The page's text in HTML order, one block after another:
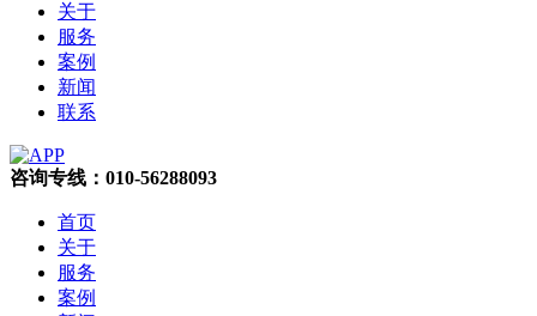
关于
服务
案例
新闻
联系
咨询专线：010-56288093
首页
关于
服务
案例